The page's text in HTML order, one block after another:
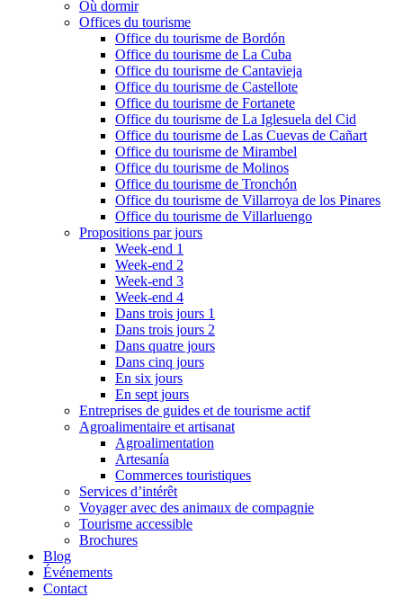
Où dormir
Offices du tourisme
Office du tourisme de Bordón
Office du tourisme de La Cuba
Office du tourisme de Cantavieja
Office du tourisme de Castellote
Office du tourisme de Fortanete
Office du tourisme de La Iglesuela del Cid
Office du tourisme de Las Cuevas de Cañart
Office du tourisme de Mirambel
Office du tourisme de Molinos
Office du tourisme de Tronchón
Office du tourisme de Villarroya de los Pinares
Office du tourisme de Villarluengo
Propositions par jours
Week-end 1
Week-end 2
Week-end 3
Week-end 4
Dans trois jours 1
Dans trois jours 2
Dans quatre jours
Dans cinq jours
En six jours
En sept jours
Entreprises de guides et de tourisme actif
Agroalimentaire et artisanat
Agroalimentation
Artesanía
Commerces touristiques
Services d’intérêt
Voyager avec des animaux de compagnie
Tourisme accessible
Brochures
Blog
Événements
Contact